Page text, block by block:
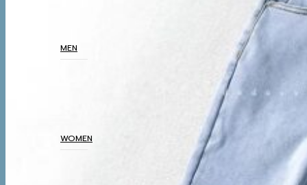
MEN
WOMEN